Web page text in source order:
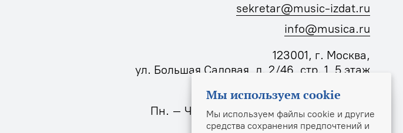
sekretar@music-izdat.ru
info@musica.ru
123001, г. Москва,
ул. Большая Садовая, д. 2/46, стр. 1, 5 этаж
Режим работы издательства:
Пн. – Чт.: 10:00–18:00, Пт.: 10:00–17:00
Мы используем cookie
Мы используем файлы cookie и другие
средства сохранения предпочтений и